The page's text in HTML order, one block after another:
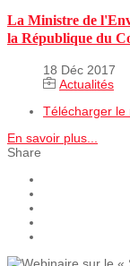
La Ministre de
la République du
18 Déc 2017
Actualités
Télécharger le
En savoir plus...
Share